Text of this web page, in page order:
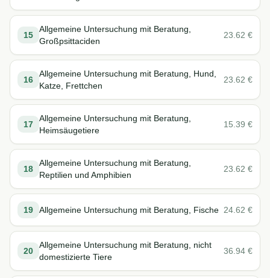
15
Allgemeine Untersuchung mit Beratung,
Großpsittaciden
23.62 €
16
Allgemeine Untersuchung mit Beratung, Hund,
Katze, Frettchen
23.62 €
17
Allgemeine Untersuchung mit Beratung,
Heimsäugetiere
15.39 €
18
Allgemeine Untersuchung mit Beratung,
Reptilien und Amphibien
23.62 €
19 Allgemeine Untersuchung mit Beratung, Fische 24.62 €
20
Allgemeine Untersuchung mit Beratung, nicht
domestizierte Tiere
36.94 €